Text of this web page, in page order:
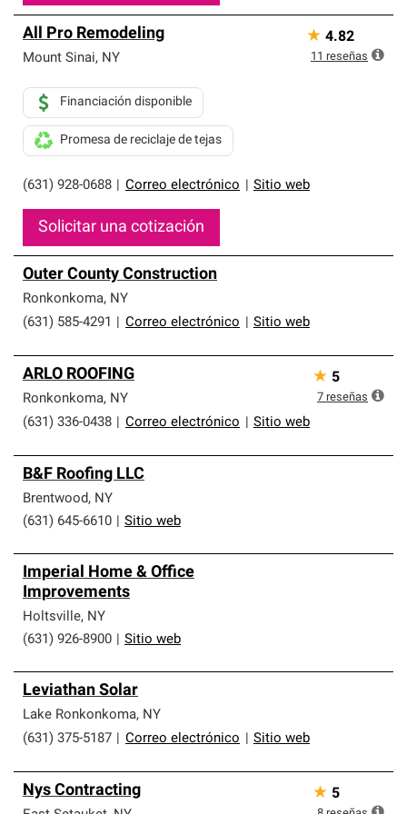
All Pro Remodeling
Mount Sinai, NY
(631) 928-0688 Correo electrónico Sitio web
Financiación disponible
Promesa de reciclaje de tejas
Solicitar una cotización
★ 4.82
11 reseñas
Outer County Construction
Ronkonkoma, NY
(631) 585-4291
Correo electrónico Sitio web
ARLO ROOFING
Ronkonkoma, NY
(631) 336-0438
Correo electrónico Sitio web
★ 5
7 reseñas
B&F Roofing LLC
Brentwood, NY
(631) 645-6610
Sitio web
Imperial Home & Office
Improvements
Holtsville, NY
(631) 926-8900
Sitio web
Leviathan Solar
Lake Ronkonkoma, NY
(631) 375-5187
Correo electrónico Sitio web
Nys Contracting ★ 5